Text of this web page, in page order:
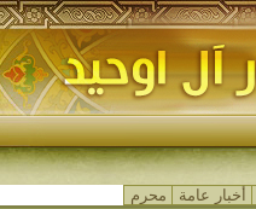
أخبار عامة محرم